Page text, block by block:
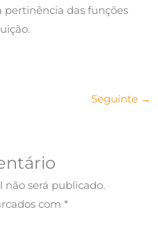
pertinência das funções
Seguinte →
não será publicado.
com*